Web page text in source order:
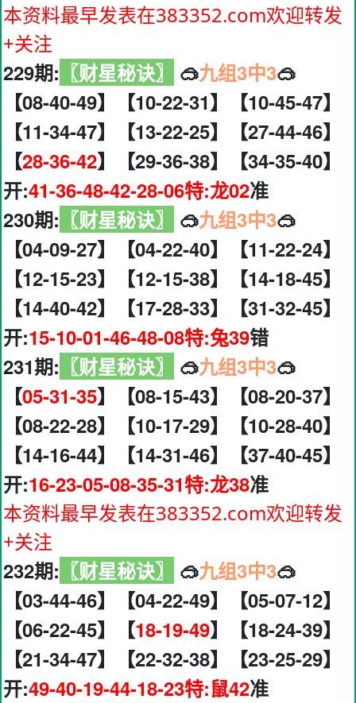
本资料最早发表在383352.com欢迎转发
+关注
229期: 〖财星秘诀〗 🥽九组3中3🥽
【08-40-49】【10-22-31】【10-45-47】
【11-34-47】【13-22-25】【27-44-46】
【28-36-42】【29-36-38】【34-35-40】
开:41-36-48-42-28-06特:龙02准
230期: 〖财星秘诀〗 🥽九组3中3🥽
【04-09-27】【04-22-40】【11-22-24】
【12-15-23】【12-15-38】【14-18-45】
【14-40-42】【17-28-33】【31-32-45】
开:15-10-01-46-48-08特:兔39错
231期: 〖财星秘诀〗 🥽九组3中3🥽
【05-31-35】【08-15-43】【08-20-37】
【08-22-28】【10-17-29】【10-28-40】
【14-16-44】【14-31-46】【37-40-45】
开:16-23-05-08-35-31特:龙38准
本资料最早发表在383352.com欢迎转发
+关注
232期: 〖财星秘诀〗 🥽九组3中3🥽
【03-44-46】【04-22-49】【05-07-12】
【06-22-45】【18-19-49】【18-24-39】
【21-34-47】【22-32-38】【23-25-29】
开:49-40-19-44-18-23特:鼠42准